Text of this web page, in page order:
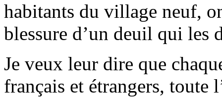
habitants du village neuf,
blessure d’un deuil qui les
Je veux leur dire que
français et étrangers, toute